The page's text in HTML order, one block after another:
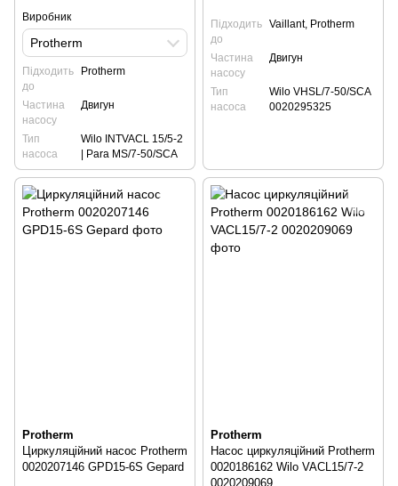
Виробник
Protherm
Підходить
до
Protherm
Частина
насосу
Двигун
Тип
насоса
Wilo INTVACL 15/5-2
| Para MS/7-50/SCA
Підходить
до
Vaillant, Protherm
Частина
насосу
Двигун
Тип
насоса
Wilo VHSL/7-50/SCA
0020295325
Protherm
Циркуляційний насос Protherm
0020207146 GPD15-6S Gepard
Protherm
Насос циркуляційний Protherm
0020186162 Wilo VACL15/7-2
0020209069